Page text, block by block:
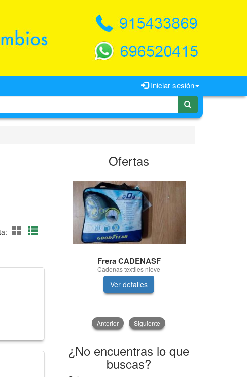
Iniciar sesión
Ofertas
Frera CADENASF
Cadenas textiles nieve
Ver detalles
Anterior Siguiente
¿No encuentras lo que
buscas?